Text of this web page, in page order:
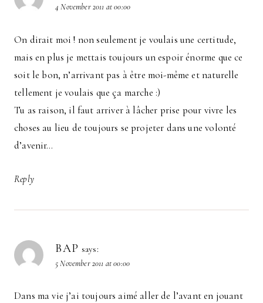
4 November 2011 at 00:00
On dirait moi ! non seulement je voulais une certitude,
mais en plus je mettais toujours un espoir énorme que ce
soit le bon, n’arrivant pas à être moi-même et naturelle
tellement je voulais que ça marche :)
Tu as raison, il faut arriver à lâcher prise pour vivre les
choses au lieu de toujours se projeter dans une volonté
d’avenir…
Reply
BAP says:
5 November 2011 at 00:00
Dans ma vie j’ai toujours aimé aller de l’avant en jouant